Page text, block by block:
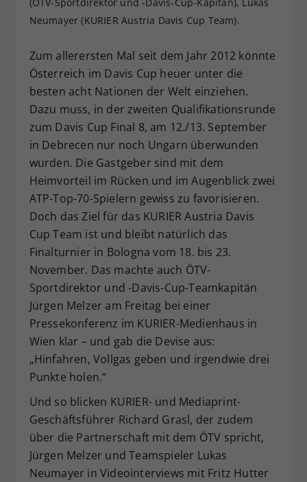
Neumayer (KURIER Austria Davis Cup Team).
Zum allerersten Mal seit dem Jahr 2012 könnte
Österreich im Davis Cup heuer unter die
besten acht Nationen der Welt einziehen.
Dazu muss, in der zweiten Qualifikationsrunde
zum Davis Cup Final 8, am 12./13. September
in Debrecen nur noch Ungarn überwunden
wurden. Die Gastgeber sind mit dem
Heimvorteil im Rücken und im Augenblick zwei
ATP-Top-70-Spielern gewiss zu favorisieren.
Doch das Ziel für das KURIER Austria Davis
Cup Team ist und bleibt natürlich das
Finalturnier in Bologna vom 18. bis 23.
November. Das machte auch ÖTV-
Sportdirektor und -Davis-Cup-Teamkapitän
Jürgen Melzer am Freitag bei einer
Pressekonferenz im KURIER-Medienhaus in
Wien klar – und gab die Devise aus:
„Hinfahren, Vollgas geben und irgendwie drei
Punkte holen.“
Und so blicken KURIER- und Mediaprint-
Geschäftsführer Richard Grasl, der zudem
über die Partnerschaft mit dem ÖTV spricht,
Jürgen Melzer und Teamspieler Lukas
Neumayer in Videointerviews mit Fritz Hutter
Zweck
Dieser Wert speichert Ihre Consent-
historische Speicherung Ihrer
vorgenommen Einstellungen, falls der
Webseiten-Betreiber dies eingestellt
hat.